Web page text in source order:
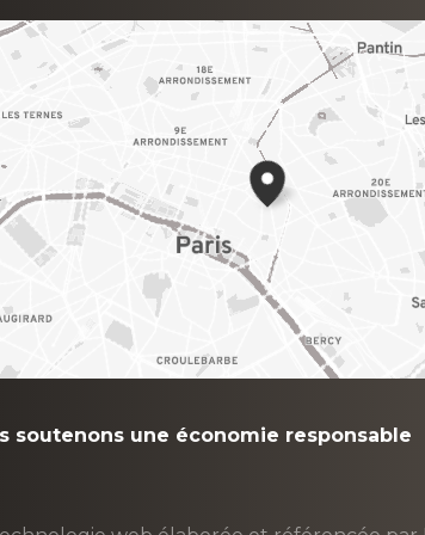
soutenons une économie responsable